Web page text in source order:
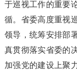
于巡视工作的重要
循。省委高度重视
领导，统筹安排部
真贯彻落实省委的
加强党的建设上聚